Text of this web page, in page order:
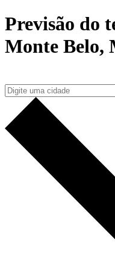
Previsão do
Monte Belo,